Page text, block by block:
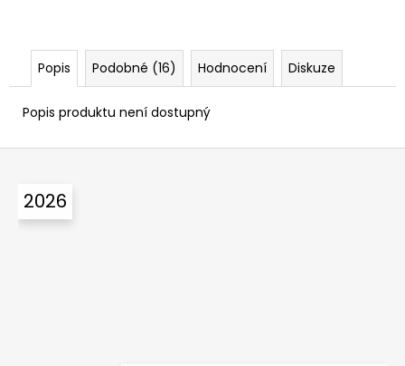
Popis Podobné (16) Hodnocení Diskuze
Popis produktu není dostupný
Z
2026